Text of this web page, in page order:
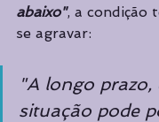
abaixo", a condição
se agravar:
"A longo prazo,
situação pode